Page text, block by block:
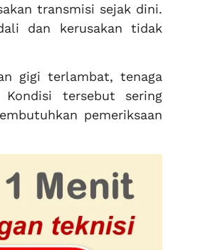
transmisi sejak dini.
dan kerusakan tidak
gigi terlambat, tenaga
tersebut sering
pemeriksaan